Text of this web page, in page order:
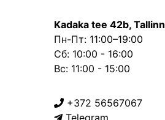
Kadaka tee 42b, Tallinn
Пн-Пт: 11:00–19:00
Сб: 10:00 - 16:00
Вс: 11:00 - 15:00
+372 56567067
Telegram